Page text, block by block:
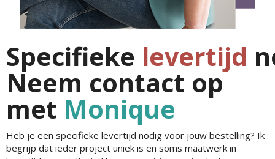
Specifieke levertijd
Neem contact op
met Monique
Heb je een specifieke levertijd nodig voor jouw bestelling? Ik
begrijp dat ieder project uniek is en soms maatwerk in